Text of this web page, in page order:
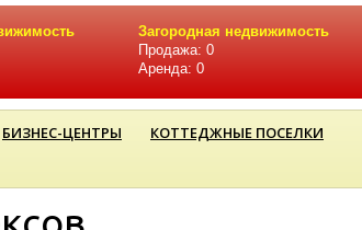
Загородная недвижимость
Продажа: 0
Аренда: 0
БИЗНЕС-ЦЕНТРЫ
КОТТЕДЖНЫЕ ПОСЕЛКИ